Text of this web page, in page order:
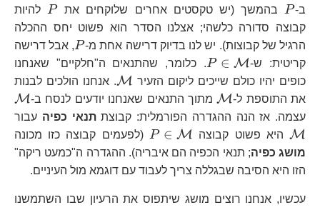
ב- P P בהמשך (יש טקסטים אחרים שלוקחים את
P
P להיות
קבוצה סדורה כלשהי; אצלנו הסדר הוא פשוט יחס ההכלה
הרגיל של קבוצות). יש לנו בדיוק דרישה אחת מ-
P
P, אבל דרישה
קריטית: ש-
P\in\mathcal{M}
P ∈ M
. כלומר, שהתנאים ה"חלקיים" שאנחנו
כופים יהיו כולם שייכים ליקום הזעיר
\mathcal{M}
M. אנחנו הולכים לבנות
את התוספת ל-
\mathcal{M} M מתוך התנאים שאנחנו יודעים לנסח ב-M
עצמה. אז הנה ההגדרה הפורמלית: קבוצתתנאי כפיה עבור
M היא פשוט קבוצה
P\in\mathcal{M}
P ∈ M
(לפעמים קבוצה כזו מכונה
מושג כפיה; תנאי הכפיה הם איבריה). ההגדרה ה"כמעט ריקה"
הזו היא הסיבה שבגללה צריך לעבוד עם דוגמא מול העיניים.
עכשיו, אנחנו רוצים מושג שיתפוס את הרעיון שבו השתמשנו